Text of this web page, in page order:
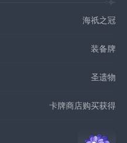
海祇之冠
装备牌
圣遗物
卡牌商店购买获得